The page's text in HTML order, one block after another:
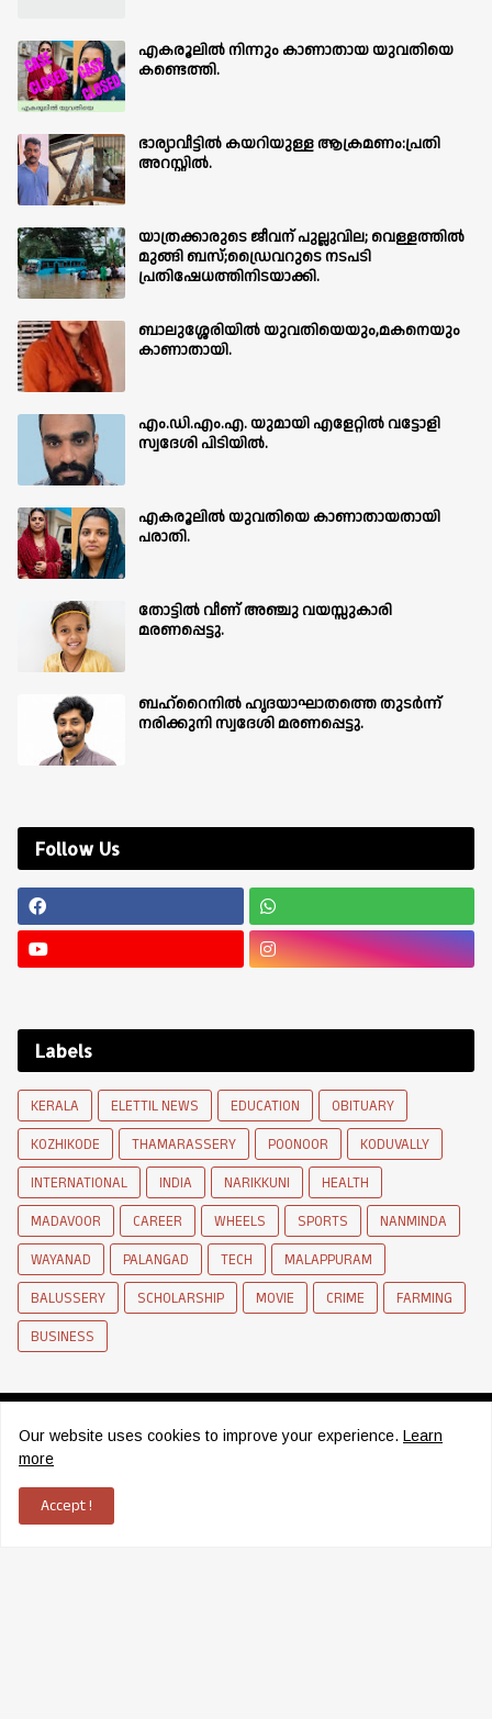
എകരൂലിൽ നിന്നും കാണാതായ യുവതിയെ
കണ്ടെത്തി.
ഭാര്യാവീട്ടിൽ കയറിയുള്ള ആക്രമണം:പ്രതി
അറസ്റ്റിൽ.
യാത്രക്കാരുടെ ജീവന് പുല്ലുവില; വെള്ളത്തിൽ
മുങ്ങി ബസ്;ഡ്രൈവറുടെ നടപടി
പ്രതിഷേധത്തിനിടയാക്കി.
ബാലുശ്ശേരിയില്‍ യുവതിയെയും,മകനെയും
കാണാതായി.
എം.ഡി.എം.എ. യുമായി എളേറ്റിൽ വട്ടോളി
സ്വദേശി പിടിയിൽ.
എകരൂലിൽ യുവതിയെ കാണാതായതായി
പരാതി.
തോട്ടിൽ വീണ് അഞ്ചു വയസ്സുകാരി
മരണപ്പെട്ടു.
ബഹ്‌റൈനിൽ ഹൃദയാഘാതത്തെ തുടർന്ന്
നരിക്കുനി സ്വദേശി മരണപ്പെട്ടു.
Follow Us
Labels
KERALA ELETTIL NEWS EDUCATION
OBITUARY
KOZHIKODE
THAMARASSERY POONOOR
KODUVALLY
INTERNATIONAL
INDIA NARIKKUNI
HEALTH
MADAVOOR
CAREER WHEELS SPORTS
NANMINDA
WAYANAD
PALANGAD TECH
MALAPPURAM
BALUSSERY
SCHOLARSHIP MOVIE CRIME
FARMING
BUSINESS
Our website uses cookies to improve your experience. Learn
more
Accept !